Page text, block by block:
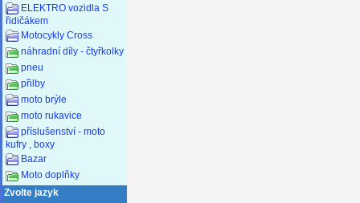
ELEKTRO vozidla S
řidičákem
Motocykly Cross
náhradní díly - čtyřkolky
pneu
přilby
moto brýle
moto rukavice
příslušenství - moto
kufry , boxy
Bazar
Moto doplňky
Zvolte jazyk